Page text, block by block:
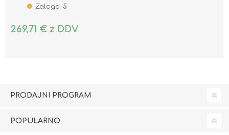
Zaloga: 5
269,71 € z DDV
PRODAJNI PROGRAM
POPULARNO